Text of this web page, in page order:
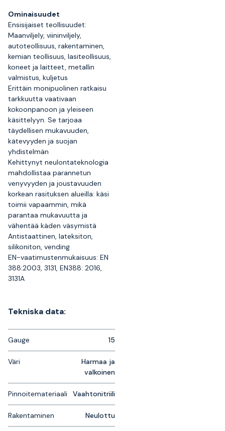
Ominaisuudet
Ensisijaiset teollisuudet:
Maanviljely, viininviljely,
autoteollisuus, rakentaminen,
kemian teollisuus, lasiteollisuus,
koneet ja laitteet, metallin
valmistus, kuljetus
Erittäin monipuolinen ratkaisu
tarkkuutta vaativaan
kokoonpanoon ja yleiseen
käsittelyyn. Se tarjoaa
täydellisen mukavuuden,
kätevyyden ja suojan
yhdistelmän
Kehittynyt neulontateknologia
mahdollistaa parannetun
venyvyyden ja joustavuuden
korkean rasituksen alueilla: käsi
toimii vapaammin, mikä
parantaa mukavuutta ja
vähentää käden väsymistä
Antistaattinen, lateksiton,
silikoniton, vending
EN-vaatimustenmukaisuus: EN
388:2003, 3131, EN388: 2016,
3131A
Tekniska data:
Gauge 15
Väri
Harmaa ja
valkoinen
Pinnoitemateriaali Vaahtonitriili
Rakentaminen Neulottu